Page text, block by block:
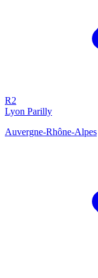
R2
Lyon Parilly
Auvergne-Rhône-Alpes